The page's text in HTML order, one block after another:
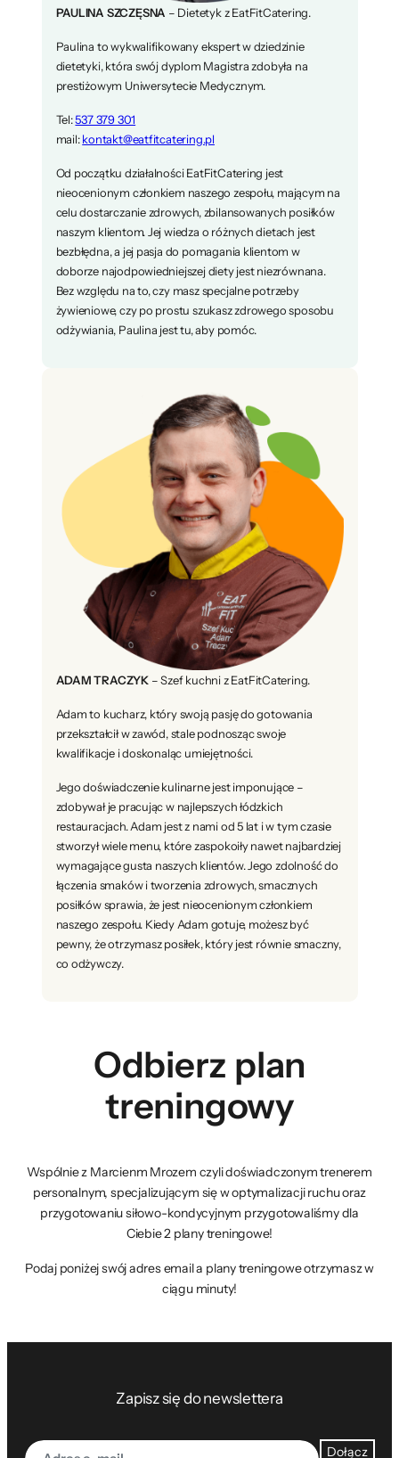
PAULINA SZCZĘSNA – Dietetyk z EatFitCatering.
Paulina to wykwalifikowany ekspert w dziedzinie
dietetyki, która swój dyplom Magistra zdobyła na
prestiżowym Uniwersytecie Medycznym.
Tel:537 379 301
mail:kontakt@eatfitcatering.pl
Od początku działalności EatFitCatering jest
nieocenionym członkiem naszego zespołu, mającym na
celu dostarczanie zdrowych, zbilansowanych posiłków
naszym klientom. Jej wiedza o różnych dietach jest
bezbłędna, a jej pasja do pomagania klientom w
doborze najodpowiedniejszej diety jest niezrównana.
Bez względu na to, czy masz specjalne potrzeby
żywieniowe, czy po prostu szukasz zdrowego sposobu
odżywiania, Paulina jest tu, aby pomóc.
ADAM TRACZYK– Szef kuchni z EatFitCatering.
Adam to kucharz, który swoją pasję do gotowania
przekształcił w zawód, stale podnosząc swoje
kwalifikacje i doskonaląc umiejętności.
Jego doświadczenie kulinarne jest imponujące –
zdobywał je pracując w najlepszych łódzkich
restauracjach. Adam jest z nami od 5 lat i w tym czasie
stworzył wiele menu, które zaspokoiły nawet najbardziej
wymagające gusta naszych klientów. Jego zdolność do
łączenia smaków i tworzenia zdrowych, smacznych
posiłków sprawia, że jest nieocenionym członkiem
naszego zespołu. Kiedy Adam gotuje, możesz być
pewny, że otrzymasz posiłek, który jest równie smaczny,
co odżywczy.
Odbierz plan
treningowy
Wspólnie z Marcienm Mrozem czyli doświadczonym trenerem
personalnym, specjalizującym się w optymalizacji ruchu oraz
przygotowaniu siłowo-kondycyjnym przygotowaliśmy dla
Ciebie 2 plany treningowe!
Podaj poniżej swój adres email a plany treningowe otrzymasz w
ciągu minuty!
Zapisz się do newslettera
Dołącz